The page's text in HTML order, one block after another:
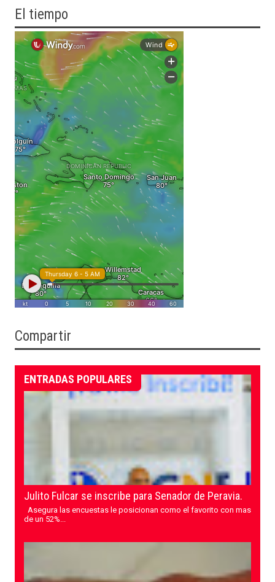
El tiempo
Compartir
ENTRADAS POPULARES
Julito Fulcar se inscribe para Senador de Peravia.
Asegura las encuestas le posicionan como el favorito con mas
de un 52%...